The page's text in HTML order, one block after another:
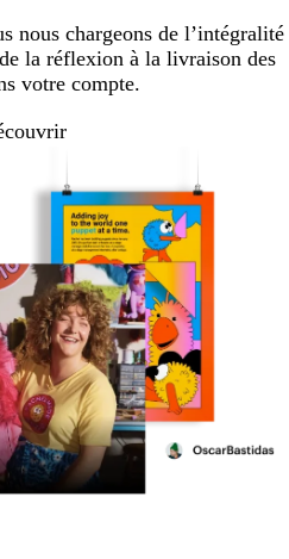
nous chargeons de l’intégralité
la réflexion à la livraison des
votre compte.